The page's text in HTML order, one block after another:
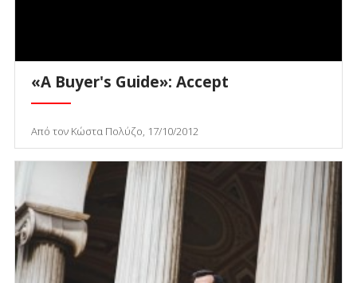
«A Buyer's Guide»: Accept
Από τον Κώστα Πολύζο, 17/10/2012